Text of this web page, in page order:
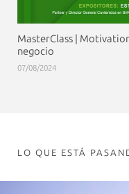
MasterClass |
negocio
07/08/2024
LO QUE ESTÁ